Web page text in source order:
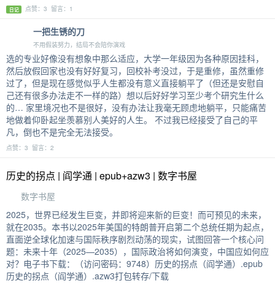
日记 点赞：3 留言：1
一把生锈的刀
不用假装努力，结局不会陪你演戏
选的专业好像没有想象中那么适应，大学一年级因为各种原因挂科，
然后放假回家也没有好好复习，回校补考没过，于是重修，虽然重修
过了，但是现在感觉似乎人生都没有意义直接躺平了（但还是安慰自
己还有很多办法走不一样的路）想以后好好学习至少考个研究生什么
的… 家里境况也不是很好，没有办法让我毫无顾虑地躺平，只能痛苦
地做着仰卧起坐羡慕别人美好的人生。 不过我已经接受了自己的平
凡，倒也不是完全无法接受。
点赞：3 留言：2
历史的拐点 | 阎学通 | epub+azw3 | 数字书屋
数字书屋
2025，世界已经发生巨变，并即将迎来新的巨变！而可预见的未来，
就在2035。本书以2025年美国的特朗普开启第二个总统任期为起点，
直面逆全球化加速与国际秩序剧烈动荡的现实，试图回答一个核心问
题：未来十年（2025—2035），国际政治将如何演变，中国应如何应
对？电子书下载：（访问密码：9748）历史的拐点（阎学通）.epub
历史的拐点（阎学通）.azw3打包转存/下载